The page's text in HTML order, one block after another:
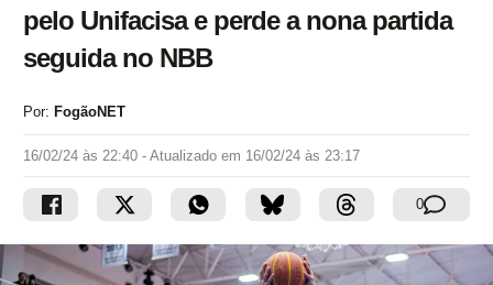
pelo Unifacisa e perde a nona partida
seguida no NBB
Por: FogãoNET
16/02/24 às 22:40 - Atualizado em 16/02/24 às 23:17
0